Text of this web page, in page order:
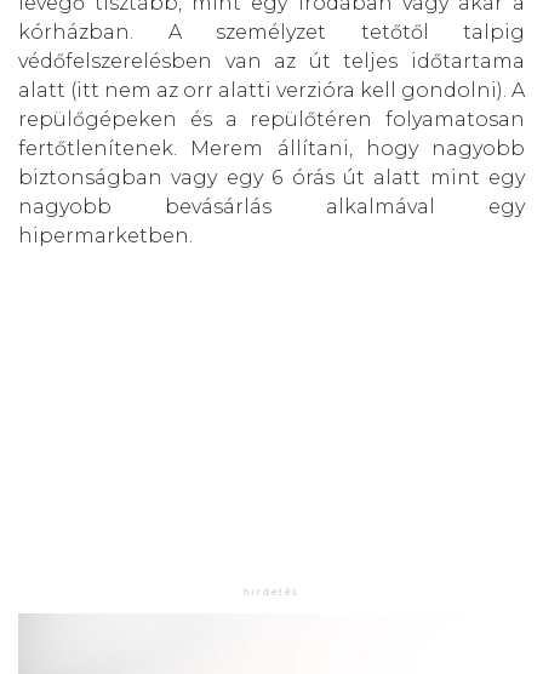
kórházban. A személyzet tetőtől talpig
védőfelszerelésben van az út teljes időtartama
alatt (itt nem az orr alatti verzióra kell gondolni). A
repülőgépeken és a repülőtéren folyamatosan
fertőtlenítenek. Merem állítani, hogy nagyobb
biztonságban vagy egy 6 órás út alatt mint egy
nagyobb bevásárlás alkalmával egy
hipermarketben.